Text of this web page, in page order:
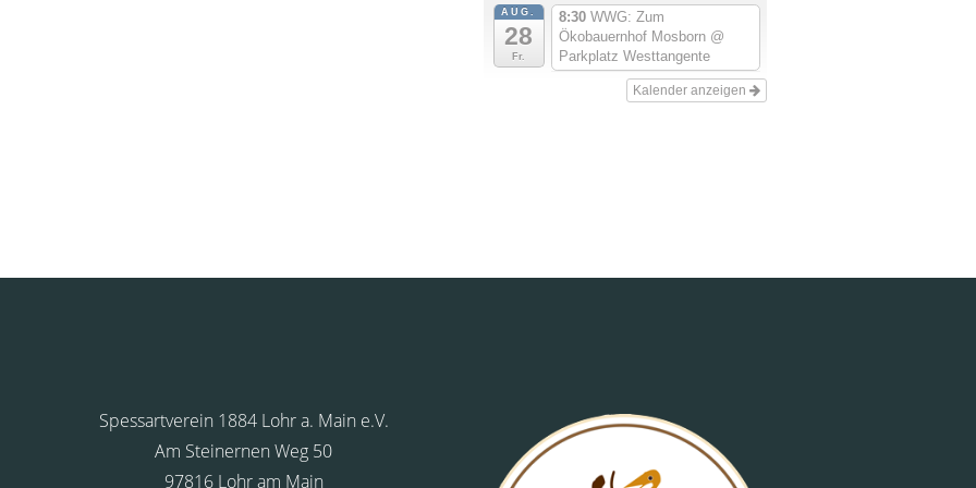
AUG.
28
Fr.
8:30 WWG: Zum
Ökobauernhof Mosborn @
Parkplatz Westtangente
Kalender anzeigen
Spessartverein 1884 Lohr a. Main e.V.
Am Steinernen Weg 50
97816 Lohr am Main